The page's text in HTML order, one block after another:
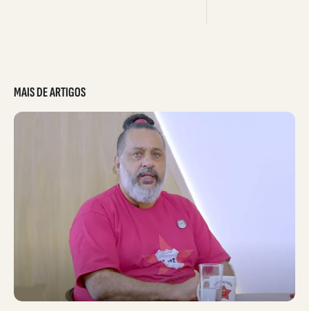
MAIS DE ARTIGOS